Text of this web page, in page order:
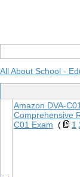
All About School -
Amazon DVA-
Comprehensive
C01 Exam ( 1